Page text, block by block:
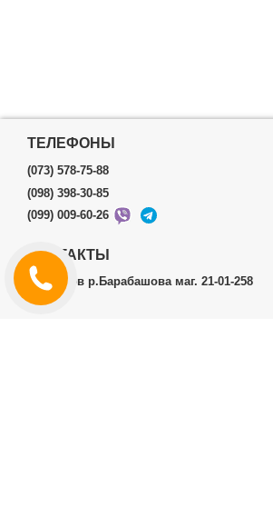
ТЕЛЕФОНЫ
(073) 578-75-88
(098) 398-30-85
(099) 009-60-26
КОНТАКТЫ
г.Харьков р.Барабашова маг. 21-01-258